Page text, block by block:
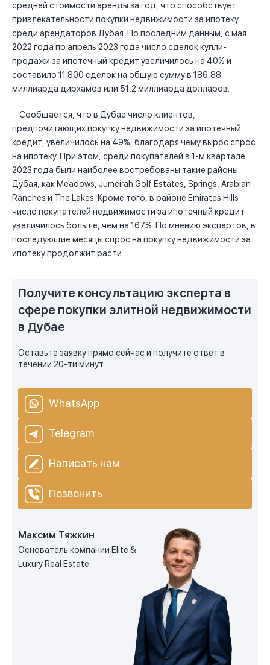
средней стоимости аренды за год, что способствует
привлекательности покупки недвижимости за ипотеку
среди арендаторов Дубая. По последним данным, с мая
2022 года по апрель 2023 года число сделок купли-
продажи за ипотечный кредит увеличилось на 40% и
составило 11 800 сделок на общую сумму в 186,88
миллиарда дирхамов или 51,2 миллиарда долларов.
Сообщается, что в Дубае число клиентов,
предпочитающих покупку недвижимости за ипотечный
кредит, увеличилось на 49%, благодаря чему вырос спрос
на ипотеку. При этом, среди покупателей в 1-м квартале
2023 года были наиболее востребованы такие районы
Дубая, как Meadows, Jumeirah Golf Estates, Springs, Arabian
Ranches и The Lakes. Кроме того, в районе Emirates Hills
число покупателей недвижимости за ипотечный кредит
увеличилось больше, чем на 167%. По мнению экспертов, в
последующие месяцы спрос на покупку недвижимости за
ипотеку продолжит расти.
Получите консультацию эксперта в
сфере покупки элитной недвижимости
в Дубае
Оставьте заявку прямо сейчас и получите ответ в
течении 20-ти минут
WhatsApp
Telegram
Написать нам
Позвонить
Максим Тяжкин
Основатель компании Elite &
Luxury Real Estate